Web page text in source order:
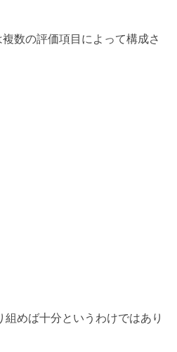
数の評価項目によって構成さ
めば十分というわけではあり